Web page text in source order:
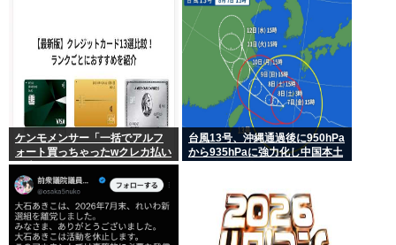
ケンモメンサー「一括でアルフ
ォート買っちゃったwクレカ払い
で来月の俺ごめんねー」銀行
「デビットカードなんで即時引
き落としです」
台風13号、沖縄通過後に950hPa
から935hPaに強力化し中国本土